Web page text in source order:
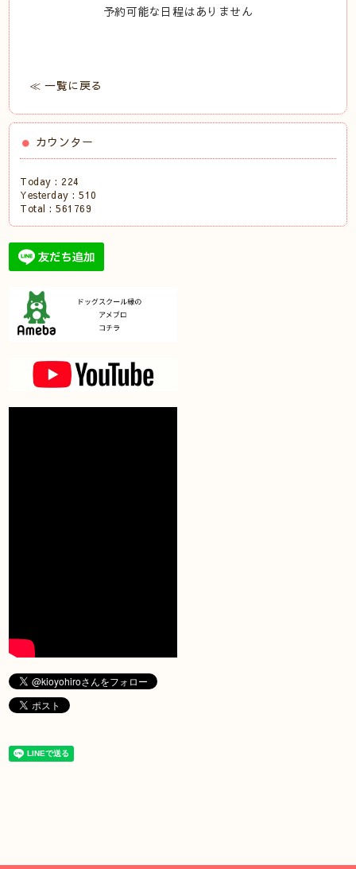
予約可能な日程はありません
≪ 一覧に戻る
カウンター
Today : 224
Yesterday :510
Total :561769